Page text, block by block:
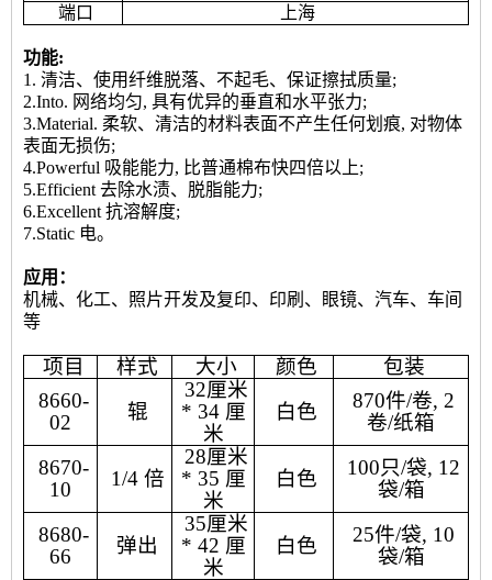
端口
上海
功能:
1. 清洁、使用纤维脱落、不起毛、保证擦拭质量;
2.Into. 网络均匀, 具有优异的垂直和水平张力;
3.Material. 柔软、清洁的材料表面不产生任何划痕, 对物体
表面无损伤;
4.Powerful 吸能能力, 比普通棉布快四倍以上;
5.Efficient 去除水渍、脱脂能力;
6.Excellent 抗溶解度;
7.Static 电。
应用：
机械、化工、照片开发及复印、印刷、眼镜、汽车、车间
等
项目 样式 大小 颜色
包装
8660-
02
辊
32厘米
* 34 厘
米
白色
870件/卷, 2
卷/纸箱
8670-
10
1/4 倍
28厘米
* 35 厘
米
白色
100只/袋, 12
袋/箱
8680-
66
弹出
35厘米
* 42 厘
米
白色
25件/袋, 10
袋/箱